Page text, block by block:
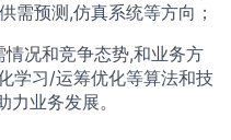
需预测,仿真系统等方向；
况和竞争态势,和业务方
学习/运筹优化等算法和技
业务发展。